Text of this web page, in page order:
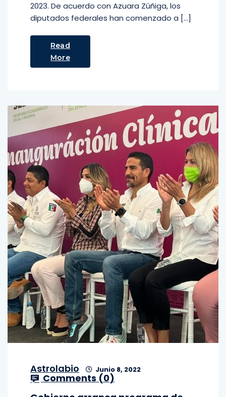
2023. De acuerdo con Azuara Zúñiga, los
diputados federales han comenzado a […]
Read
More
Astrolabio Junio 8, 2022
Comments (0)